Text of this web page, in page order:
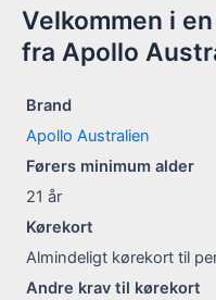
Velkommen i
fra Apollo
Brand
Apollo Australien
Førers minimum alder
21 år
Kørekort
Almindeligt kørekort til
Andre krav til kørekort